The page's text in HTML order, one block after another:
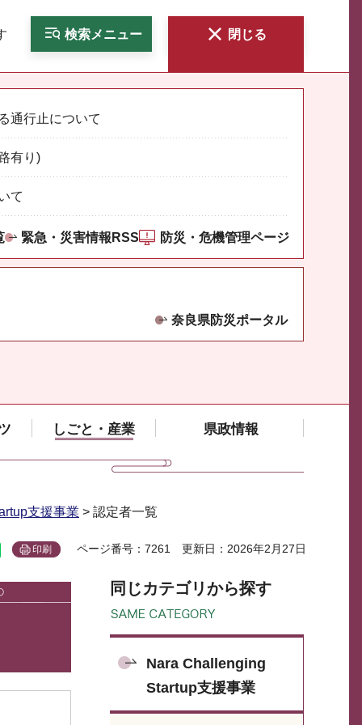
検索メニュー 閉じる
通行止について
有り)
て
緊急・災害情報RSS 防災・危機管理ページ
奈良県防災ポータル
しごと・産業 県政情報
支援事業 > 認定者一覧
印刷 ページ番号：7261 更新日：2026年2月27日
同じカテゴリから探す
Nara Challenging
Startup支援事業